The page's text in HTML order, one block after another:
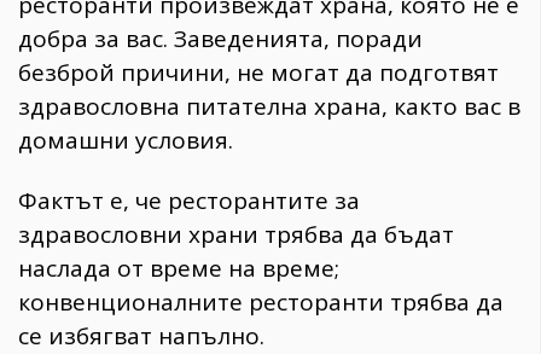
добра за вас. Заведенията, поради
безброй причини, не могат да подготвят
здравословна питателна храна, както вас в
домашни условия.
Фактът е, че ресторантите за
здравословни храни трябва да бъдат
наслада от време на време;
конвенционалните ресторанти трябва да
се избягват напълно.